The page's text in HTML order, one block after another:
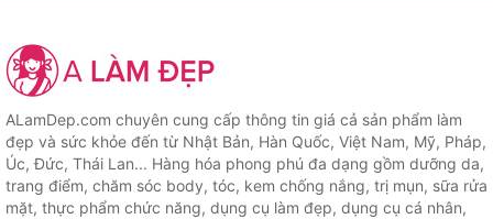
ALamDep.com chuyên cung cấp thông tin giá cả sản phẩm làm
đẹp và sức khỏe đến từ Nhật Bản, Hàn Quốc, Việt Nam, Mỹ, Pháp,
Úc, Đức, Thái Lan... Hàng hóa phong phú đa dạng gồm dưỡng da,
trang điểm, chăm sóc body, tóc, kem chống nắng, trị mụn, sữa rửa
mặt, thực phẩm chức năng, dụng cụ làm đẹp, dụng cụ cá nhân,